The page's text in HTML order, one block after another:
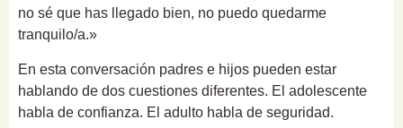
no sé que has llegado bien, no puedo quedarme
tranquilo/a.»
En esta conversación padres e hijos pueden estar
hablando de dos cuestiones diferentes. El adolescente
habla de confianza. El adulto habla de seguridad.